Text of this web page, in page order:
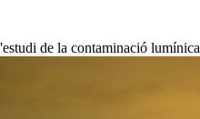
de la contaminació lumínica